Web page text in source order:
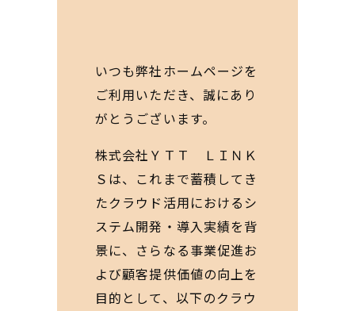
いつも弊社ホームページを
ご利用いただき、誠にあり
がとうございます。
株式会社ＹＴＴ ＬＩＮＫ
Ｓは、これまで蓄積してき
たクラウド活用におけるシ
ステム開発・導入実績を背
景に、さらなる事業促進お
よび顧客提供価値の向上を
目的として、以下のクラウ